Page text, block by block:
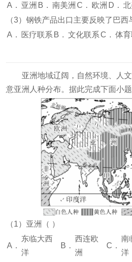
A． 亚洲 B． 南美洲 C． 欧洲 D． 北
（3）钢铁产品出口主要反映了巴
A．
医疗联系 B． 文化联系C． 体
亚洲地域辽阔，自然环境、人
意亚洲人种分布。据此完成下面小题
（1）亚洲（ ）
A．
东临大西
洋
B．
西连欧
洲
C．
南
洋